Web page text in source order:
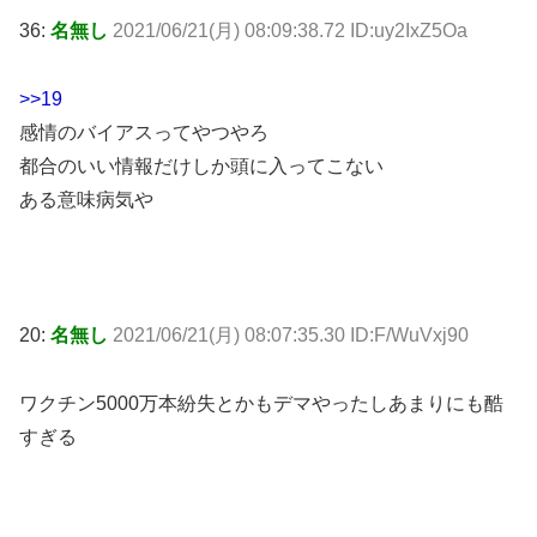
36: 名無し 2021/06/21(月) 08:09:38.72 ID:uy2IxZ5Oa
>>19
感情のバイアスってやつやろ
都合のいい情報だけしか頭に入ってこない
ある意味病気や
20: 名無し 2021/06/21(月) 08:07:35.30 ID:F/WuVxj90
ワクチン5000万本紛失とかもデマやったしあまりにも酷
すぎる